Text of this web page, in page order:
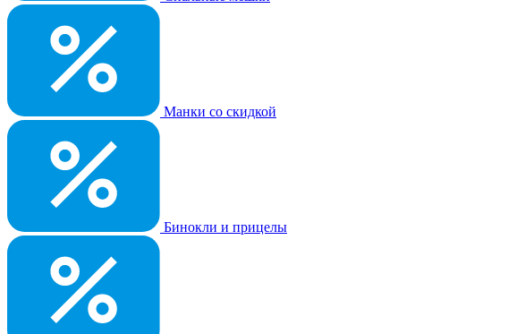
Манки со скидкой
Бинокли и прицелы